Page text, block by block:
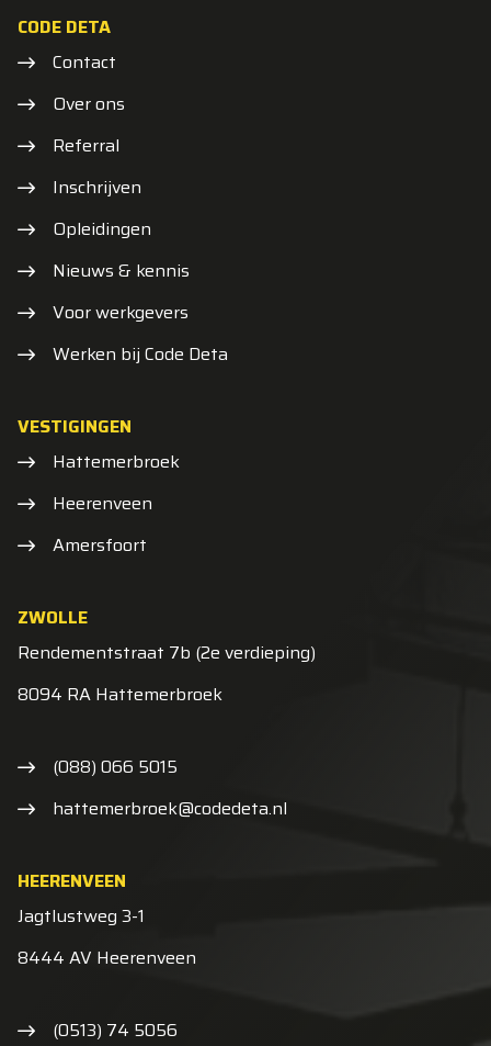
CODE DETA
Contact
Over ons
Referral
Inschrijven
Opleidingen
Nieuws & kennis
Voor werkgevers
Werken bij Code Deta
VESTIGINGEN
Hattemerbroek
Heerenveen
Amersfoort
ZWOLLE
Rendementstraat 7b (2e verdieping)
8094 RA Hattemerbroek
(088) 066 5015
hattemerbroek@codedeta.nl
HEERENVEEN
Jagtlustweg 3-1
8444 AV Heerenveen
(0513) 74 5056